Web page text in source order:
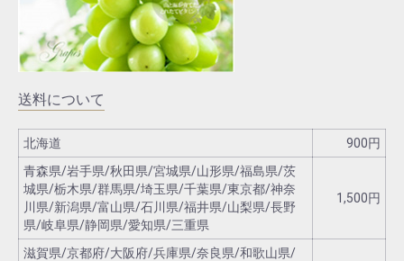
送料について
北海道
900円
青森県/岩手県/秋田県/宮城県/山形県/福島県/茨
城県/栃木県/群馬県/埼玉県/千葉県/東京都/神奈
川県/新潟県/富山県/石川県/福井県/山梨県/長野
県/岐阜県/静岡県/愛知県/三重県
1,500円
滋賀県/京都府/大阪府/兵庫県/奈良県/和歌山県/